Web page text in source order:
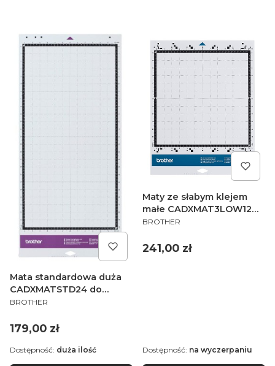
Mata standardowa duża
CADXMATSTD24 do
ploterów Brother
PRODUCENT
BROTHER
Cena
179,00 zł
Dostępność: duża ilość
Maty ze słabym klejem
małe CADXMAT3LOW12
Brother ScanNCut SDX -
PRODUCENT
BROTHER
Cena
241,00 zł
Dostępność: na wyczerpaniu